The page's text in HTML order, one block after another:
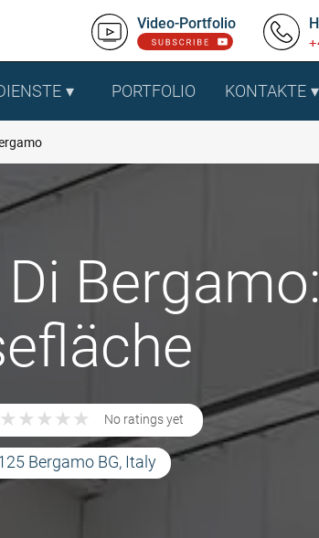
Video-Portfolio
PORTFOLIO KONTAKTE
★ ★ ★ ★ ★
★ ★ ★ ★ ★ No ratings yet
Bergamo BG, Italy